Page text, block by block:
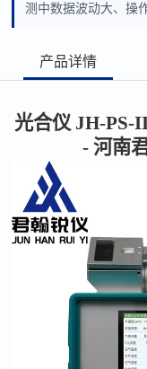
测中数据波动大、操
产品详情
光合仪 JH-PS-
- 河南